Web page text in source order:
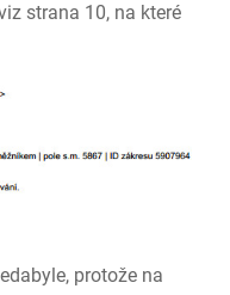
strana 10, na které
protože na